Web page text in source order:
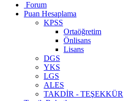
Forum
Puan Hesaplama
KPSS
Ortaöğretim
Önlisans
Lisans
DGS
YKS
LGS
ALES
TAKDİR - TEŞEKKÜR